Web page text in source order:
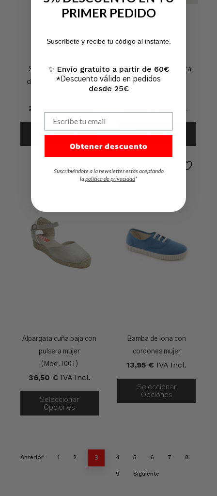
Safari ‘Pisamierdas’
clásico con cordones
29,50
Seleccionar
Opciones
Zueco de inverno para
mujer con FORRO
IVA Incl.
Seleccionar
Opciones
Alpargata cuña baja con
pulsera mujer
(Mod.1001)
36,50 € IVA Incl.
Seleccionar
Opciones
Bamba de lona con
cordones mujer
13,95 € IVA Incl.
Seleccionar
Opciones
Anterior 1 2 3 4 5 6 7 8
9 Siguiente
PRIMER PEDIDO
Suscríbete y recibe tu código al instante.
✨ Envío gratuito a partir de 60€
*Descuento válido en pedidos
desde 25€
Obtener descuento
Suscribiéndote a la newsletter estás aceptando
lapolítica de privacidad*